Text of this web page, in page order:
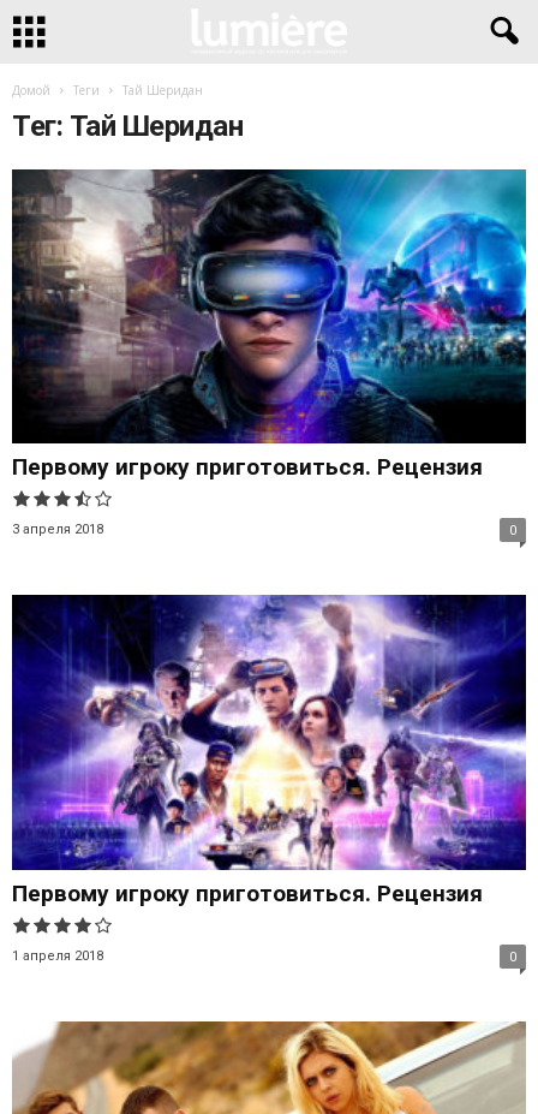
Домой Теги Тай Шеридан
Тег: Тай Шеридан
Первому игроку приготовиться. Рецензия
3 апреля 2018 0
Первому игроку приготовиться. Рецензия
1 апреля 2018 0